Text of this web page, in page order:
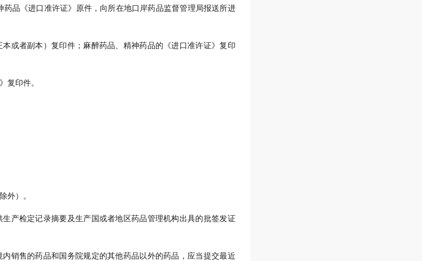
品《进口准许证》原件，向所在地口岸药品监督管理局报送所进
或者副本）复印件；麻醉药品、精神药品的《进口准许证》复印
复印件。
外）。
产检定记录摘要及生产国或者地区药品管理机构出具的批签发证
销售的药品和国务院规定的其他药品以外的药品，应当提交最近